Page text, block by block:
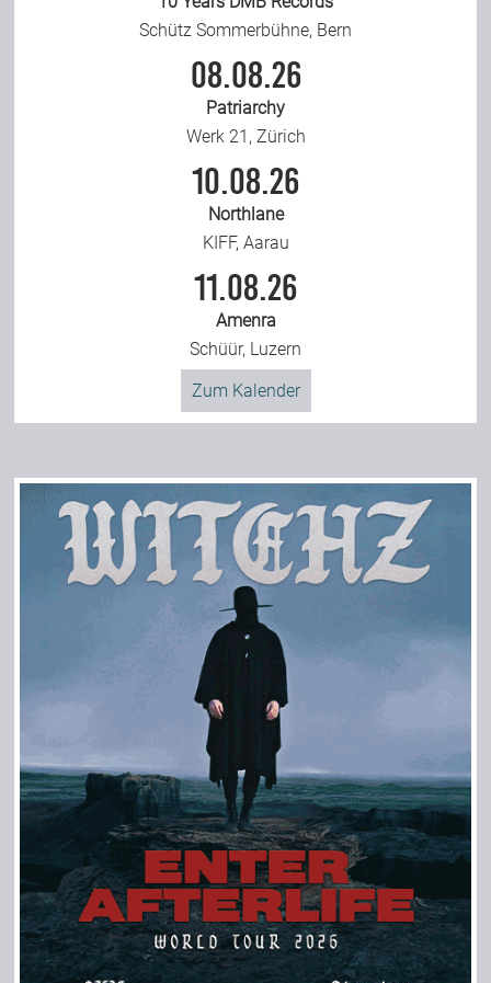
Schütz Sommerbühne, Bern
08.08.26
Patriarchy
Werk 21, Zürich
10.08.26
Northlane
KIFF, Aarau
11.08.26
Amenra
Schüür, Luzern
Zum Kalender